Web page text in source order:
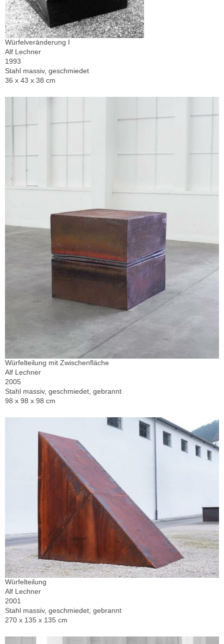
Würfelveränderung I
Alf Lechner
1993
Stahl massiv, geschmiedet
36 x 43 x 38 cm
Würfelteilung mit Zwischenfläche
Alf Lechner
2005
Stahl massiv, geschmiedet, gebrannt
98 x 98 x 98 cm
Würfelteilung
Alf Lechner
2001
Stahl massiv, geschmiedet, gebrannt
270 x 135 x 135 cm